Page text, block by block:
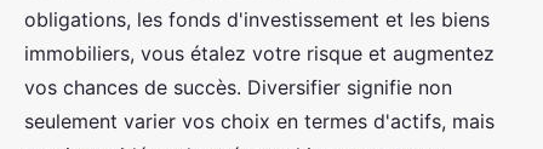
obligations, les fonds d'investissement et les biens
immobiliers, vous étalez votre risque et augmentez
vos chances de succès. Diversifier signifie non
seulement varier vos choix en termes d'actifs, mais